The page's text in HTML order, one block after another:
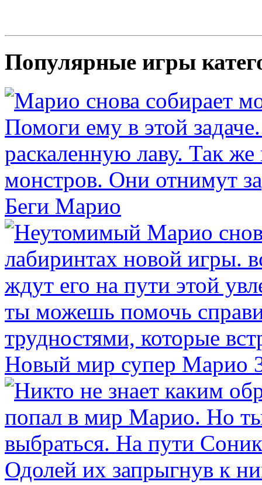
Популярные игры
Беги Марио
Новый мир супер Марио